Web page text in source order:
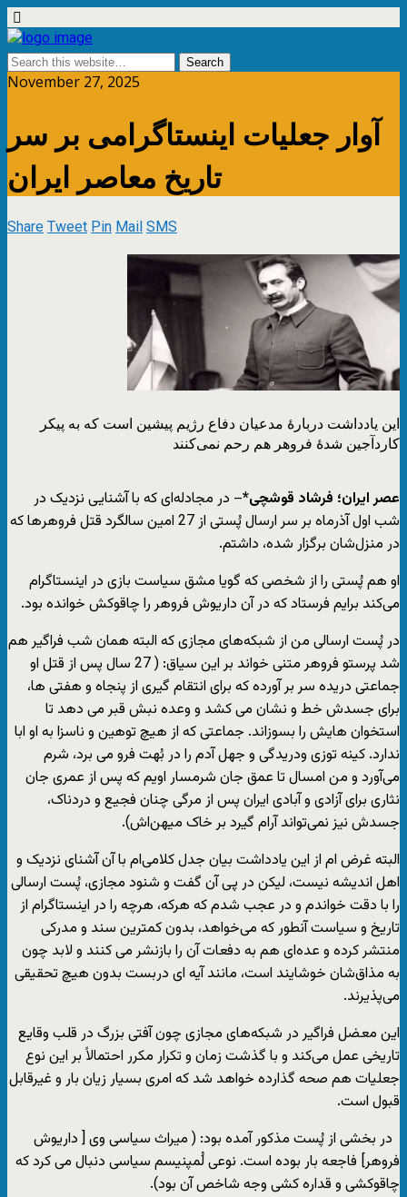
November 27, 2025
آوار جعلیات اینستاگرامی بر سر
تاریخ معاصر ایران
ShareTweetPinMailSMS
این یادداشت دربارۀ مدعیان دفاع رژیم پیشین است که به پیکر
کاردآجین شدۀ فروهر هم رحم نمی‌کنند
عصر ایران؛ فرشاد قوشچی*– در مجادله‌ای که با آشنایی نزدیک در
شب اول آذرماه بر سر ارسال پُستی از 27 امین سالگرد قتل فروهر‌ها که
در منزل‌شان برگزار شده، داشتم.
او هم پُستی را از شخصی که گویا مشق سیاست بازی در اینستاگرام
می‌کند برایم فرستاد که در آن داریوش فروهر را چاقوکش خوانده بود.
در پُست ارسالی من از شبکه‌های مجازی که البته همان شب فراگیر هم
شد پرستو فروهر متنی خواند بر این سیاق: ( 27 سال پس از قتل او
جماعتی دریده سر بر آورده که برای انتقام گیری از پنجاه و هفتی ها،
برای جسدش خط و نشان می کشد و وعده نبش قبر می دهد تا
استخوان هایش را بسوزاند. جماعتی که از هیچ توهین و ناسزا به او ابا
ندارد. کینه توزی ودریدگی و جهل آدم را در بُهت فرو می برد، شرم
می‌آورد و من امسال تا عمق جان شرمسار اویم که پس از عمری جان
نثاری برای آزادی و آبادی ایران پس از مرگی چنان فجیع و دردناک،
جسدش نیز نمی‌تواند آرام گیرد بر خاک میهن‌اش).
البته غرض ام از این یادداشت بیان جدل کلامی‌ام با آن آشنای نزدیک و
اهل اندیشه نیست، لیکن در پی آن گفت و شنود مجازی، پُست ارسالی
را با دقت خواندم و در عجب شدم که هرکه، هرچه را در اینستاگرام از
تاریخ و سیاست آنطور که می‌خواهد، بدون کمترین سند و مدرکی
منتشر کرده و عده‌ای هم به دفعات آن را بازنشر می کنند و لابد چون
به مذاق‌شان خوشایند است، مانند آیه ای دربست بدون هیچ تحقیقی
می‌پذیرند.
این معضل فراگیر در شبکه‌های مجازی چون آفتی بزرگ در قلب وقایع
تاریخی عمل می‌کند و با گذشت زمان و تکرار مکرر احتمالاً بر این نوع
جعلیات هم صحه گذارده خواهد شد که امری بسیار زیان بار و غیرقابل
قبول است.
در بخشی از پُست مذکور آمده بود: ( میراث سیاسی وی [ داریوش
فروهر] فاجعه بار بوده است. نوعی لُمپنیسم سیاسی دنبال می کرد که
چاقوکشی و قداره کشی وجه شاخص آن بود).